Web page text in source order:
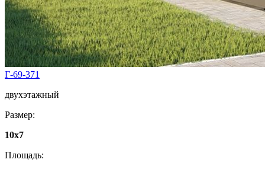
Г-69-371
двухэтажный
Размер:
10x7
Площадь: